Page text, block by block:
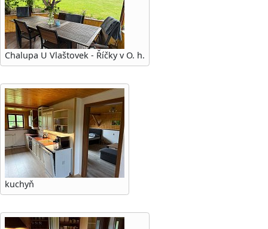
Chalupa U Vlaštovek - Říčky v O. h.
kuchyň